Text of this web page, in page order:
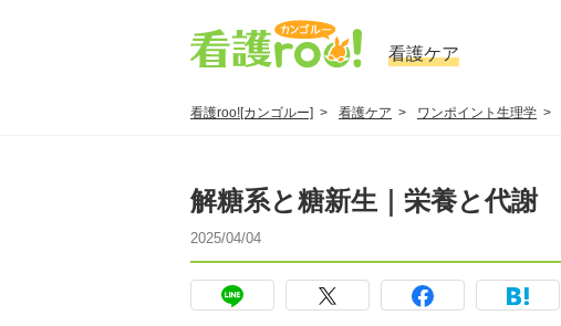
看護ケア
看護roo![カンゴルー] 看護ケア ワンポイント生理学
解糖系と糖新生｜栄養と代謝
2025/04/04